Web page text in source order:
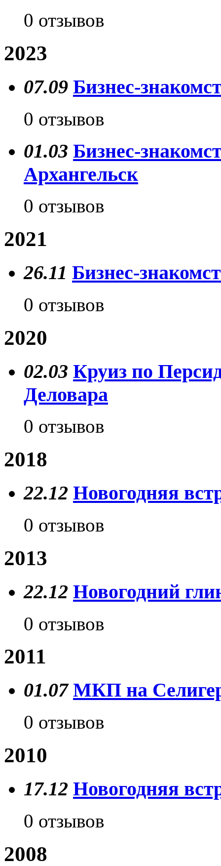
0 отзывов
2023
07.09 Бизнес-
0 отзывов
01.03 Бизнес-
Архангельск
0 отзывов
2021
26.11 Бизнес-
0 отзывов
2020
02.03 Круиз по
Деловара
0 отзывов
2018
22.12 Новогодняя
0 отзывов
2013
22.12 Новогодний
0 отзывов
2011
01.07 МКП на
0 отзывов
2010
17.12 Новогодняя
0 отзывов
2008